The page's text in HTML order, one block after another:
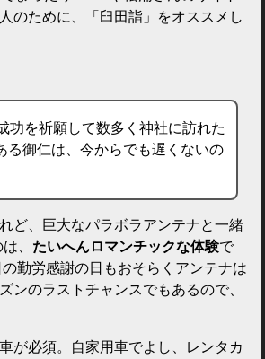
のために、「臼田詣」をオススメし
功を祈願して数多く神社に訪れた
る御仁は、今からでも遅くないの
ど、巨大なパラボラアンテナと一緒
、 たいへんロマンチックな体験で
勤労感謝の日もおそらくアンテナは
ンのラストチャンスでもあるので、
が必須。自家用車でよし、レンタカ